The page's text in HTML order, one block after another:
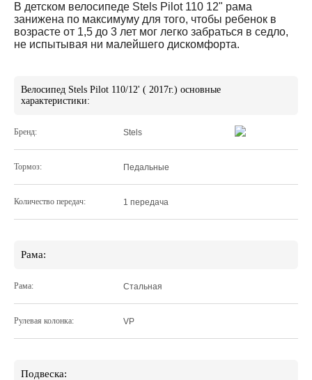
В детском велосипеде Stels Pilot 110 12" рама
занижена по максимуму для того, чтобы ребенок в
возрасте от 1,5 до 3 лет мог легко забраться в седло,
не испытывая ни малейшего дискомфорта.
Велосипед Stels Pilot 110/12' ( 2017г.) основные
характеристики:
Бренд: Stels
Тормоз: Педальные
Количество передач: 1 передача
Рама:
Рама: Стальная
Рулевая колонка: VP
Подвеска: